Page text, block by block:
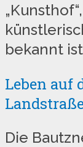
bekannt
Leben auf
Die